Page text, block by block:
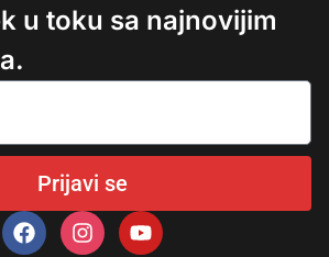
u toku sa najnovijim
Prijavi se